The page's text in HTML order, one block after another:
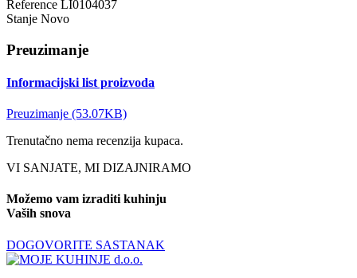
Reference LI0104037
Stanje Novo
Preuzimanje
Informacijski list proizvoda
Preuzimanje (53.07KB)
Trenutačno nema recenzija kupaca.
VI SANJATE, MI DIZAJNIRAMO
Možemo vam izraditi kuhinju
Vaših snova
DOGOVORITE SASTANAK